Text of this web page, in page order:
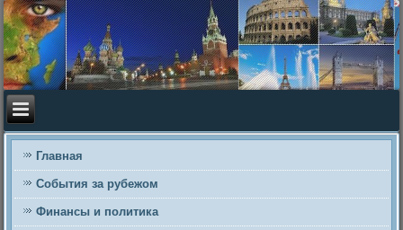
Главная
События за рубежом
Финансы и политика